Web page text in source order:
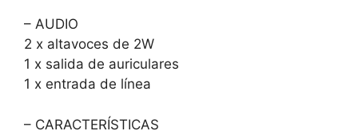
– AUDIO
2 x altavoces de 2W
1 x salida de auriculares
1 x entrada de línea
– CARACTERÍSTICAS